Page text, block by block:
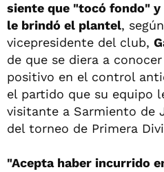
siente que "tocó fondo" y
le brindó el plantel,
vicepresidente del club,
de que se diera a
positivo en el control
el partido que su equipo
visitante a Sarmiento de
del torneo de Primera
"Acepta haber incurrido